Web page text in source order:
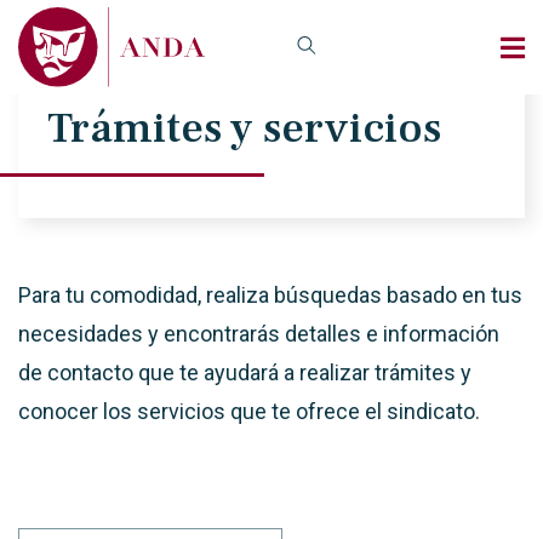
Trámites y servicios
Para tu comodidad, realiza búsquedas basado en tus
necesidades y encontrarás detalles e información
de contacto que te ayudará a realizar trámites y
conocer los servicios que te ofrece el sindicato.